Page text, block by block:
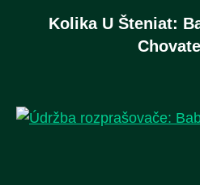
Kolika U Šteniat: